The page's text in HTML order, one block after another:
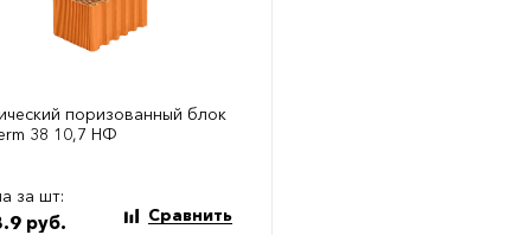
поризованный блок
38 10,7 НФ
за шт:
руб. Сравнить